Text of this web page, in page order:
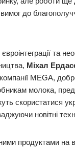
до
та
Міхал
MEGA,
молока,
скористатися
новітні
продуктами на